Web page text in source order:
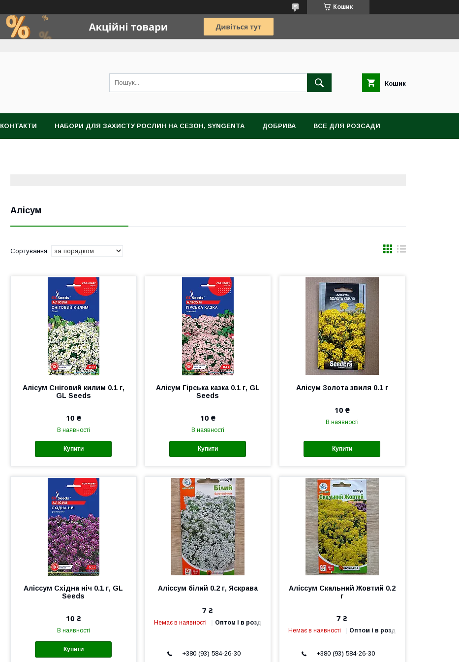
Кошик
Кошик
КОНТАКТИ НАБОРИ ДЛЯ ЗАХИСТУ РОСЛИН НА СЕЗОН, SYNGENTA ДОБРИВА ВСЕ ДЛЯ РОЗСАДИ
Алісум
Алісум Снiговий килим 0.1 г,
GL Seeds
10 ₴
В наявності
Купити
Алісум Гірська казка 0.1 г, GL
Seeds
10 ₴
В наявності
Купити
Алісум Золота звиля 0.1 г
10 ₴
В наявності
Купити
Аліссум Східна ніч 0.1 г, GL
Seeds
10 ₴
В наявності
Купити
Аліссум білий 0.2 г, Яскрава
7 ₴
Немає в наявності Оптом і в роздріб
+380 (93) 584-26-30
Аліссум Скальний Жовтий 0.2
г
7 ₴
Немає в наявності Оптом і в роздріб
+380 (93) 584-26-30